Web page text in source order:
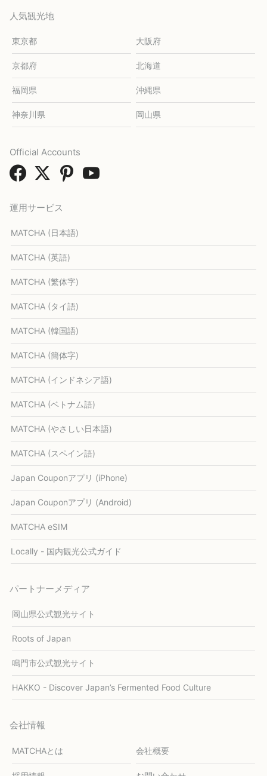
人気観光地
東京都 大阪府
京都府 北海道
福岡県 沖縄県
神奈川県 岡山県
運用サービス
MATCHA (日本語)
MATCHA (英語)
MATCHA (繁体字)
MATCHA (タイ語)
MATCHA (韓国語)
MATCHA (簡体字)
MATCHA (インドネシア語)
MATCHA (ベトナム語)
MATCHA (やさしい日本語)
MATCHA (スペイン語)
Japan Couponアプリ (iPhone)
Japan Couponアプリ (Android)
MATCHA eSIM
Locally - 国内観光公式ガイド
パートナーメディア
岡山県公式観光サイト
Roots of Japan
鳴門市公式観光サイト
HAKKO - Discover Japan’s Fermented Food Culture
会社情報
MATCHAとは 会社概要
Official Accounts